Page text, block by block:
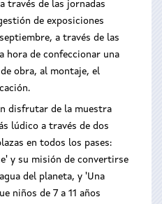
través de las jornadas
de exposiciones
a través de las
hora de confeccionar una
obra, al montaje, el
disfrutar de la muestra
lúdico a través de dos
en todos los pases:
y su misión de convertirse
del planeta, y 'Una
niños de 7 a 11 años